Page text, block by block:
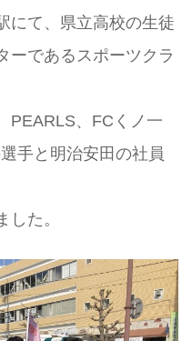
、県立高校の生徒
ーであるスポーツクラ
、FCくノ一
手と明治安田の社員
た。